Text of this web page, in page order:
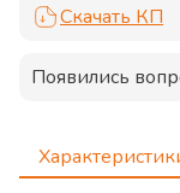
Скачать КП
Появились